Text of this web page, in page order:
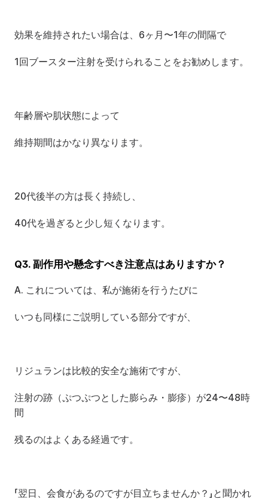
効果を維持されたい場合は、6ヶ月〜1年の間隔で
1回ブースター注射を受けられることをお勧めします。
年齢層や肌状態によって
維持期間はかなり異なります。
20代後半の方は長く持続し、
40代を過ぎると少し短くなります。
Q3. 副作用や懸念すべき注意点はありますか？
A. これについては、私が施術を行うたびに
いつも同様にご説明している部分ですが、
リジュランは比較的安全な施術ですが、
注射の跡（ぷつぷつとした膨らみ・膨疹）が24〜48時
間
残るのはよくある経過です。
「翌日、会食があるのですが目立ちませんか？」と聞かれ